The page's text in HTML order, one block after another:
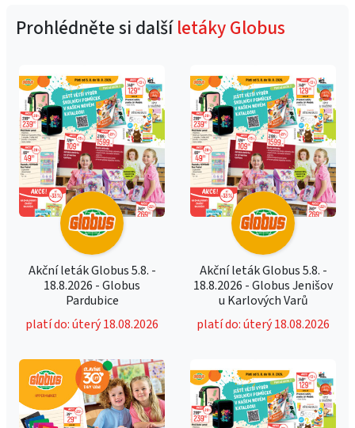
Prohlédněte si dalšíletáky Globus
Akční leták Globus 5.8. -
18.8.2026 - Globus
Pardubice
platí do: úterý 18.08.2026
Akční leták Globus 5.8. -
18.8.2026 - Globus Jenišov
u Karlových Varů
platí do: úterý 18.08.2026